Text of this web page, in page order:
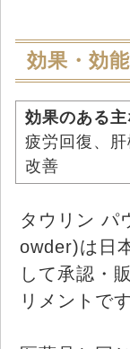
効果・効能
効果のある
疲労回復、
改善
タウリン パ
owder)は日
して承認・
リメントです